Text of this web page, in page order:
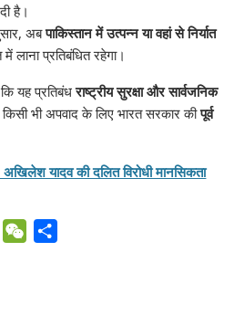
है।
अबपाकिस्तान में उत्पन्न या वहां से निर्यात
लाना प्रतिबंधित रहेगा।
यह प्रतिबंधराष्ट्रीय सुरक्षा और सार्वजनिक
भी अपवाद के लिए भारत सरकार कीपूर्व
यादव की दलित विरोधी मानसिकता
T
W